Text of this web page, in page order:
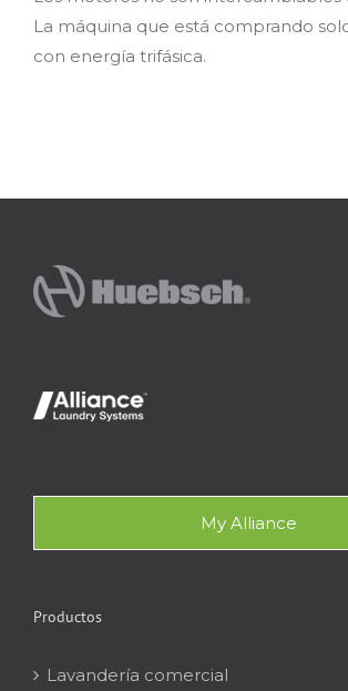
La máquina que está comprando
con energía trifásica.
My Alliance
Productos
Lavandería comercial